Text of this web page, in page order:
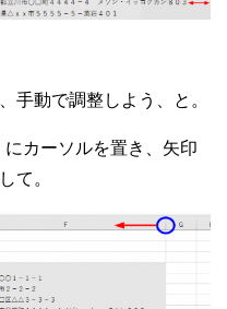
手動で調整しよう、と。
カーソルを置き、矢印
て。